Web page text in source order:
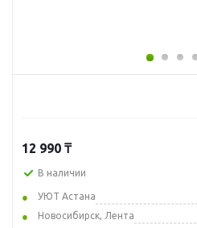
12 990 ₸
В наличии
УЮТ Астана
Новосибирск, Лента